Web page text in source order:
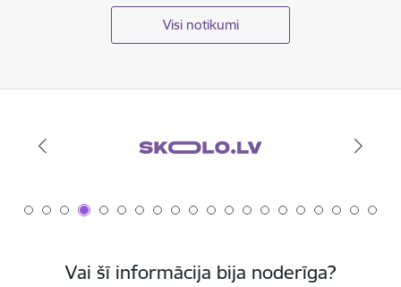
Visi notikumi
Vai šī informācija bija noderīga?